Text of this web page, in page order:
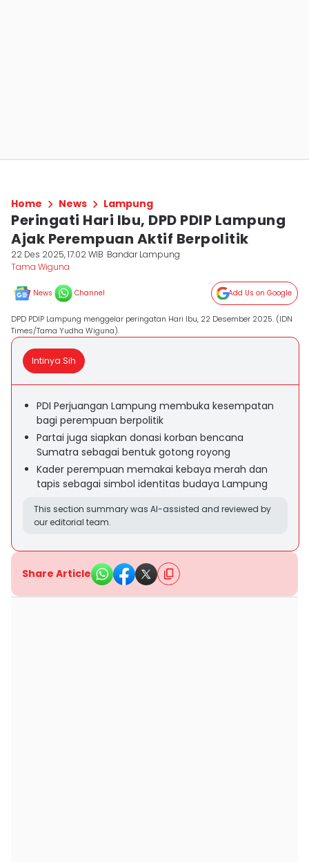
Home News Lampung
Peringati Hari Ibu, DPD PDIP Lampung
Ajak Perempuan Aktif Berpolitik
22 Des 2025, 17:02 WIB Bandar Lampung
Tama Wiguna
News Channel Add Us on Google
DPD PDIP Lampung menggelar peringatan Hari Ibu, 22 Desember 2025. (IDN
Times/Tama Yudha Wiguna).
Intinya Sih
PDI Perjuangan Lampung membuka kesempatan
bagi perempuan berpolitik
Partai juga siapkan donasi korban bencana
Sumatra sebagai bentuk gotong royong
Kader perempuan memakai kebaya merah dan
tapis sebagai simbol identitas budaya Lampung
This section summary was AI-assisted and reviewed by
our editorial team.
Share Article